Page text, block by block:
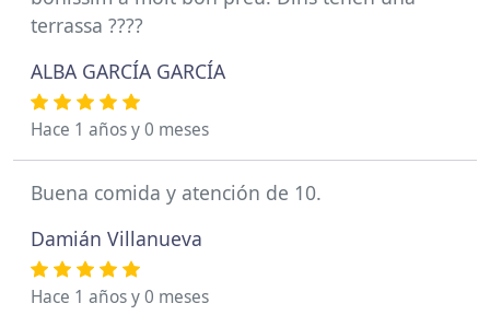
terrassa ????
ALBA GARCÍA GARCÍA
Hace 1 años y 0 meses
Buena comida y atención de 10.
Damián Villanueva
Hace 1 años y 0 meses